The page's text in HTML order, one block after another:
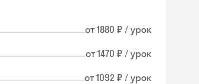
от 1880 ₽ / урок
от 1470 ₽ / урок
от 1092 ₽ / урок